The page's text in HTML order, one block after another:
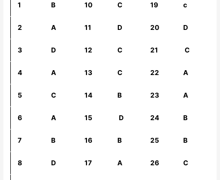
1 B 10 C 19 c
2 A 11 D 20 D
3 D 12 C 21 C
4 A 13 C 22 A
5 C 14 B 23 A
6 A 15 D 24 B
7 B 16 B 25 B
8 D 17 A 26 C